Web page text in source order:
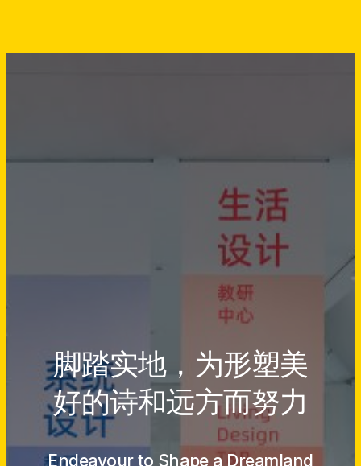
脚踏实地，为形塑美
好的诗和远方而努力
Endeavour to Shape a Dreamland